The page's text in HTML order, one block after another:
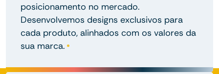
posicionamento no mercado.
Desenvolvemos designs exclusivos para
cada produto, alinhados com os valores da
sua marca.